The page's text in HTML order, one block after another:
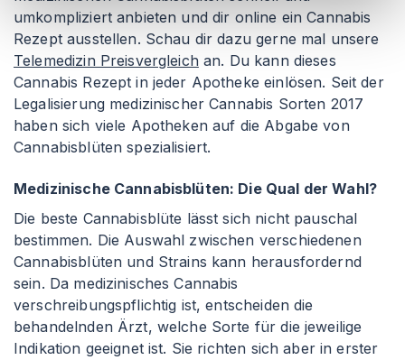
umkompliziert anbieten und dir online ein Cannabis
Rezept ausstellen. Schau dir dazu gerne mal unsere
Telemedizin Preisvergleich an. Du kann dieses
Cannabis Rezept in jeder Apotheke einlösen. Seit der
Legalisierung medizinischer Cannabis Sorten 2017
haben sich viele Apotheken auf die Abgabe von
Cannabisblüten spezialisiert.
Medizinische Cannabisblüten: Die Qual der Wahl?
Die beste Cannabisblüte lässt sich nicht pauschal
bestimmen. Die Auswahl zwischen verschiedenen
Cannabisblüten und Strains kann herausfordernd
sein. Da medizinisches Cannabis
verschreibungspflichtig ist, entscheiden die
behandelnden Ärzt, welche Sorte für die jeweilige
Indikation geeignet ist. Sie richten sich aber in erster